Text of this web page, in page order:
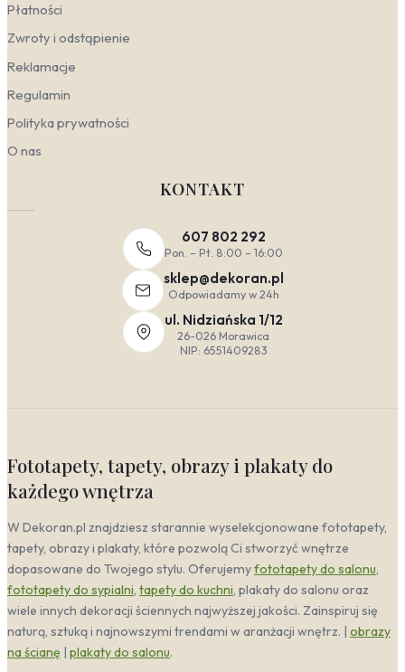
Płatności
Zwroty i odstąpienie
Reklamacje
Regulamin
Polityka prywatności
O nas
KONTAKT
607 802 292
Pon. – Pt. 8:00 – 16:00
sklep@dekoran.pl
Odpowiadamy w 24h
ul. Nidziańska 1/12
26-026 Morawica
NIP: 6551409283
Fototapety, tapety, obrazy i plakaty do
każdego wnętrza
W Dekoran.pl znajdziesz starannie wyselekcjonowane fototapety,
tapety, obrazy i plakaty, które pozwolą Ci stworzyć wnętrze
dopasowane do Twojego stylu. Oferujemyfototapety do salonu,
fototapety do sypialni, tapety do kuchni, plakaty do salonu oraz
wiele innych dekoracji ściennych najwyższej jakości. Zainspiruj się
naturą, sztuką i najnowszymi trendami w aranżacji wnętrz. | obrazy
na ścianę
plakaty do salonu.